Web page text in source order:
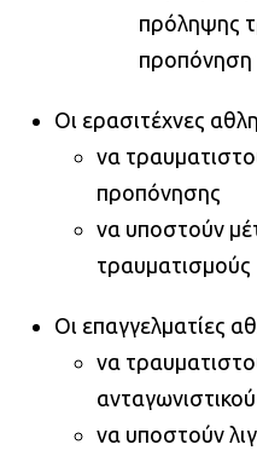
πρόληψης
προπόνηση
Οι ερασιτέχνες
να
προπόνησης
να υποστούν
τραυματισμούς
Οι επαγγελματίες
να
ανταγωνιστικού
να υποστούν